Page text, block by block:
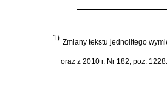
1) Zmiany tekstu jednolitego
oraz z 2010 r. Nr 182, poz. 1228.